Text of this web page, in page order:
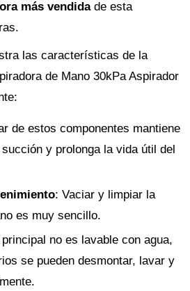
más vendidade esta
las características de la
de Mano 30kPa Aspirador
de estos componentes mantiene
y prolonga la vida útil del
: Vaciar y limpiar la
es muy sencillo.
no es lavable con agua,
se pueden desmontar, lavar y